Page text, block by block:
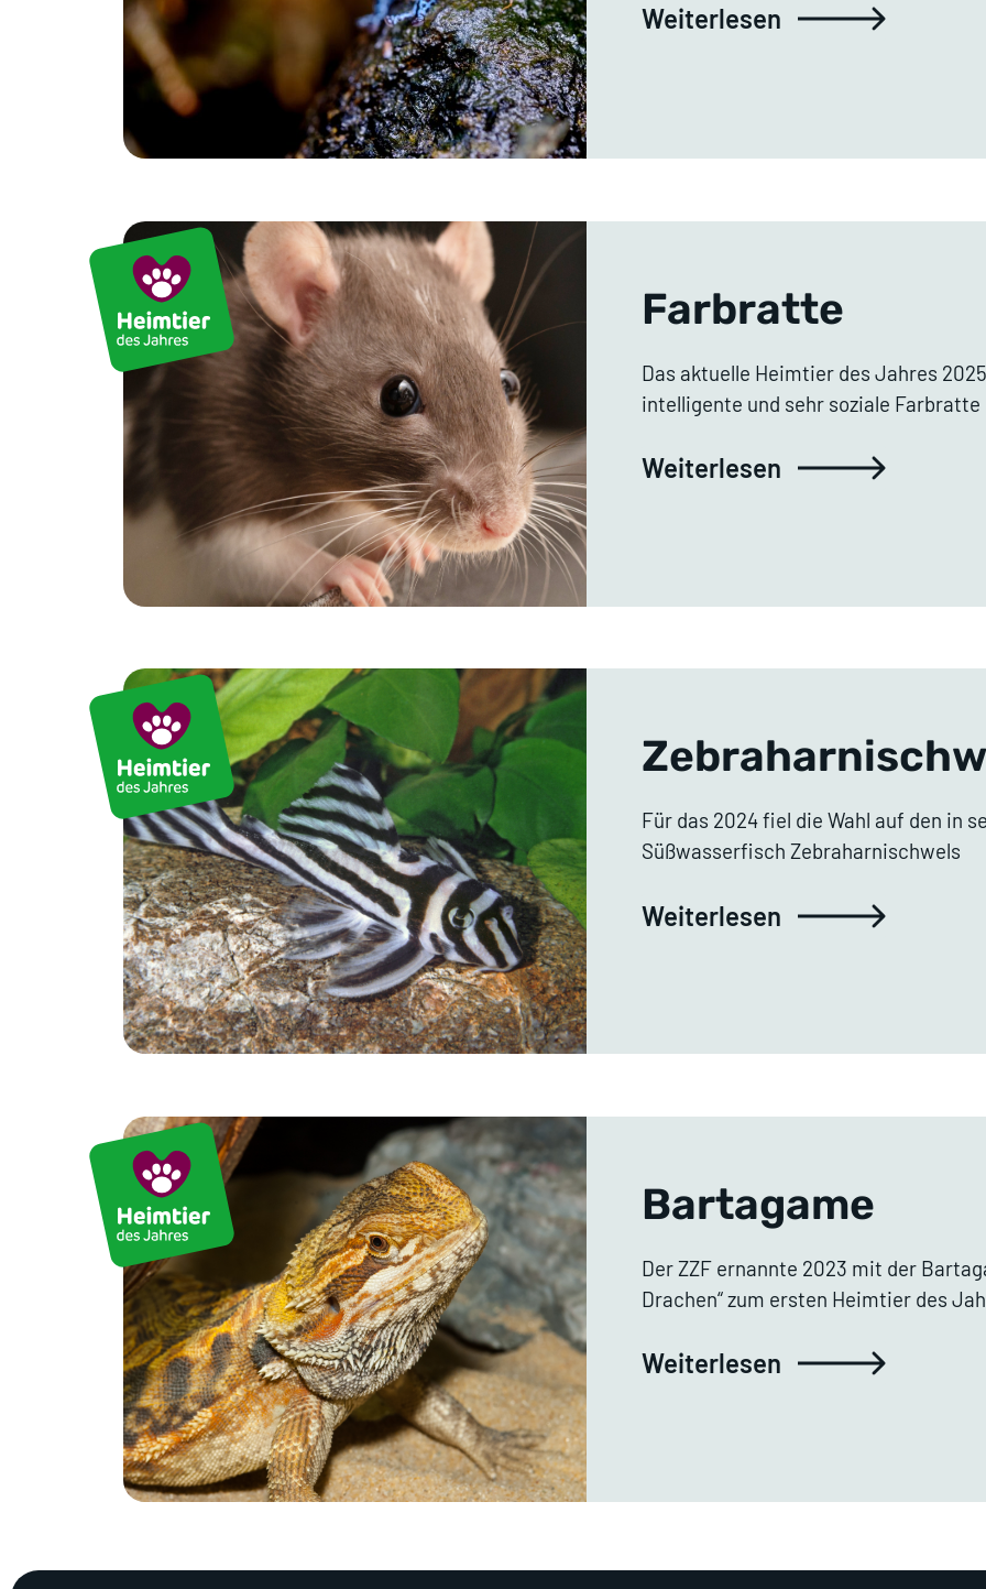
Weiterlesen
Farbratte
Das aktuelle Heimtier des Jahres
intelligente und sehr soziale Farbratte
Weiterlesen
Für das 2024 fiel die Wahl auf den in
Süßwasserfisch Zebraharnischwels
Weiterlesen
Bartagame
Der ZZF ernannte 2023 mit der
Drachen“ zum ersten Heimtier des
Weiterlesen